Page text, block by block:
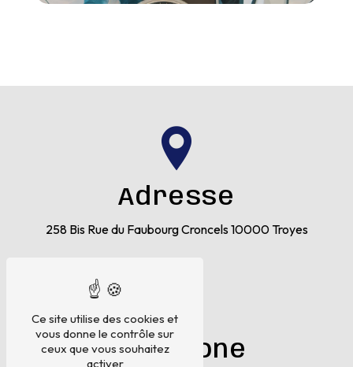
Adresse
258 Bis Rue du Faubourg Croncels10000 Troyes
Téléphone
Ce site utilise des cookies et
vous donne le contrôle sur
ceux que vous souhaitez
activer